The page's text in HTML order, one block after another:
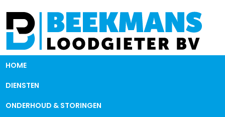
HOME
DIENSTEN
ONDERHOUD & STORINGEN